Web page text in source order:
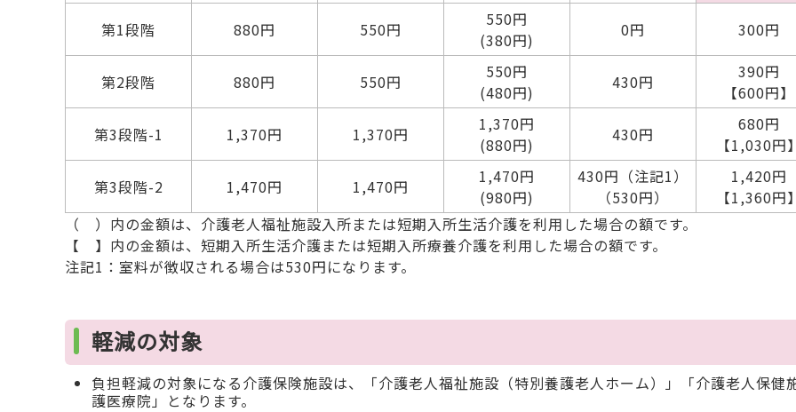
第1段階 880円 550円
550円
(380円)
0円 300円
第2段階 880円 550円
550円
(480円)
430円
390円
【600円】
第3段階-1
1,370円 1,370円
1,370円
(880円)
430円
680円
【1,030円
第3段階-2
1,470円 1,470円
1,470円
(980円)
430円（注記1）
（530円）
1,420円
【1,360円
（ ）内の金額は、介護老人福祉施設入所または短期入所生活介護を利用した場合の額です。
【 】内の金額は、短期入所生活介護または短期入所療養介護を利用した場合の額です。
注記1：室料が徴収される場合は530円になります。
軽減の対象
負担軽減の対象になる介護保険施設は、「介護老人福祉施設（特別養護老人ホーム）」「介護老人保健
護医療院」となります。